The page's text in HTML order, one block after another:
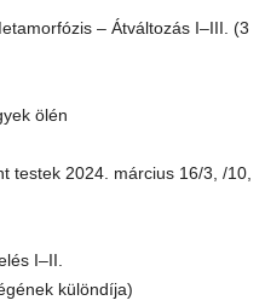
– Átváltozás I–III. (3
ölén
testek 2024. március 16/3, /10,
I–II.
különdíja)